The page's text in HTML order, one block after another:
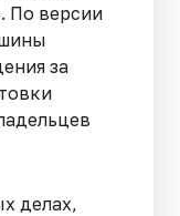
По версии
за
делах,